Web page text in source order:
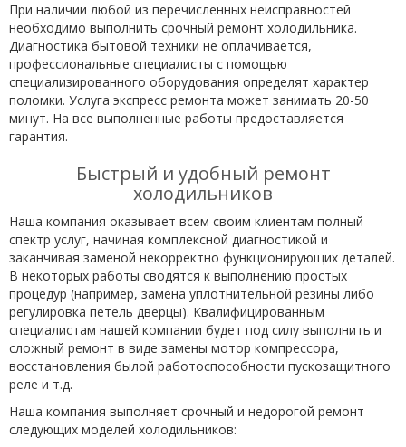
При наличии любой из перечисленных неисправностей
необходимо выполнить срочный ремонт холодильника.
Диагностика бытовой техники не оплачивается,
профессиональные специалисты с помощью
специализированного оборудования определят характер
поломки. Услуга экспресс ремонта может занимать 20-50
минут. На все выполненные работы предоставляется
гарантия.
Быстрый и удобный ремонт
холодильников
Наша компания оказывает всем своим клиентам полный
спектр услуг, начиная комплексной диагностикой и
заканчивая заменой некорректно функционирующих деталей.
В некоторых работы сводятся к выполнению простых
процедур (например, замена уплотнительной резины либо
регулировка петель дверцы). Квалифицированным
специалистам нашей компании будет под силу выполнить и
сложный ремонт в виде замены мотор компрессора,
восстановления былой работоспособности пускозащитного
реле и т.д.
Наша компания выполняет срочный и недорогой ремонт
следующих моделей холодильников: